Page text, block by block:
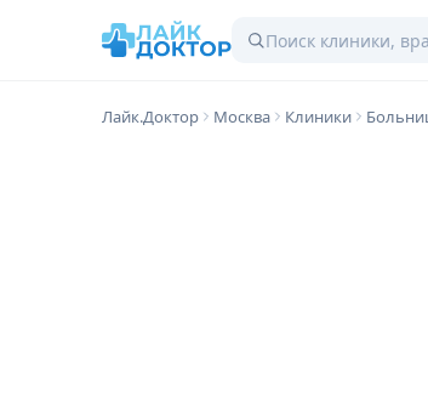
Лайк.Доктор Москва Клиники